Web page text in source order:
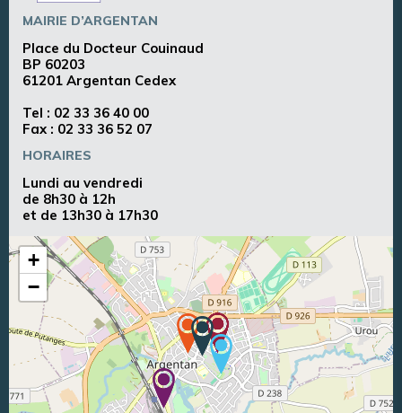
MAIRIE D’ARGENTAN
Place du Docteur Couinaud
BP 60203
61201 Argentan Cedex
Tel : 02 33 36 40 00
Fax : 02 33 36 52 07
HORAIRES
Lundi au vendredi
de 8h30 à 12h
et de 13h30 à 17h30
+
−